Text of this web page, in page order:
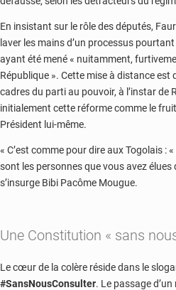
En insistant sur le rôle des députés,
laver les mains d’un processus
ayant été mené « nuitamment,
République ». Cette mise à distance est
cadres du parti au pouvoir, à l’instar de
initialement cette réforme comme le
Président lui-même.
« C’est comme pour dire aux Togolais :
sont les personnes que vous avez élues
s’insurge Bibi Pacôme Mougue.
Une Constitution « sans
Le cœur de la colère réside dans le
#SansNousConsulter. Le passage